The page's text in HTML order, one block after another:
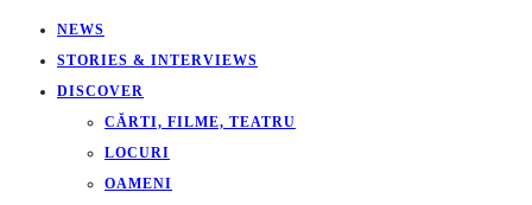
NEWS
STORIES & INTERVIEWS
DISCOVER
CĂRTI, FILME, TEATRU
LOCURI
OAMENI